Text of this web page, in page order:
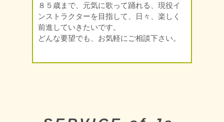
８５歳まで、元気に歌って踊れる、現役イ
ンストラクターを目指して、日々、楽しく
前進していきたいです。
どんな要望でも、お気軽にご相談下さい。